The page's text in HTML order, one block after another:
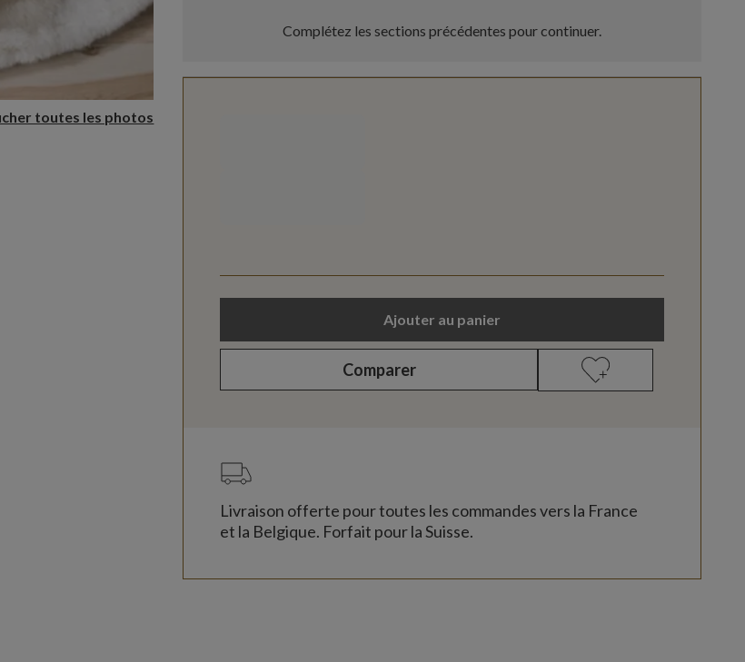
toutes les photos
Complétez les sections précédentes pour continuer.
Ajouter au panier
Comparer
Livraison offerte pour toutes les commandes vers la France
et la Belgique. Forfait pour la Suisse.